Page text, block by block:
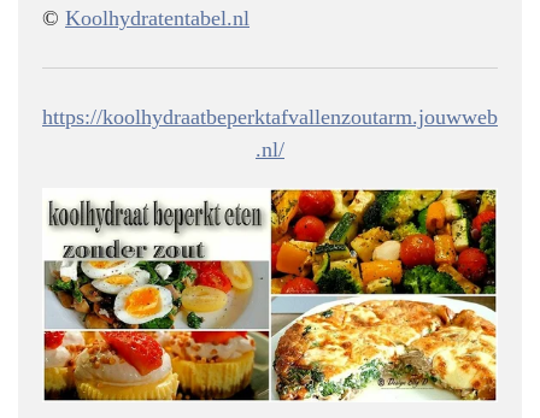
© Koolhydratentabel.nl
https://koolhydraatbeperktafvallenzoutarm.jouwweb
.nl/